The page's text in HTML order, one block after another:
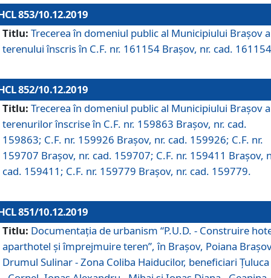
853/10.12.2019
Titlu: Trecerea în domeniul public al Municipiului Braşov a
terenului înscris în C.F. nr. 161154 Brașov, nr. cad.
852/10.12.2019
Titlu: Trecerea în domeniul public al Municipiului Braşov a
terenurilor înscrise în C.F. nr. 159863 Brașov, nr. cad.
159863; C.F. nr. 159926 Brașov, nr. cad. 159926; C.F. nr.
159707 Brașov, nr. cad. 159707; C.F. nr. 159411 Brașov,
cad. 159411; C.F. nr. 159779 Brașov, nr. cad. 159779.
851/10.12.2019
Titlu: Documentaţia de urbanism “P.U.D. - Construire
aparthotel şi împrejmuire teren”, în Braşov, Poiana
Drumul Sulinar - Zona Coliba Haiducilor, beneficiari